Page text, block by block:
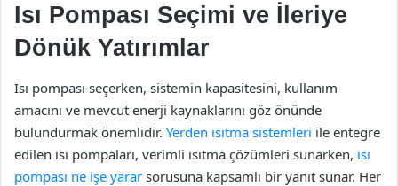
Isı Pompası Seçimi ve İleriye
Dönük Yatırımlar
Isı pompası seçerken, sistemin kapasitesini, kullanım
amacını ve mevcut enerji kaynaklarını göz önünde
bulundurmak önemlidir. Yerden ısıtma sistemleri ile entegre
edilen ısı pompaları, verimli ısıtma çözümleri sunarken, ısı
pompası ne işe yarar sorusuna kapsamlı bir yanıt sunar. Her